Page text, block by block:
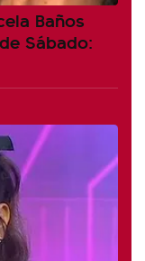
Baños
Sábado: